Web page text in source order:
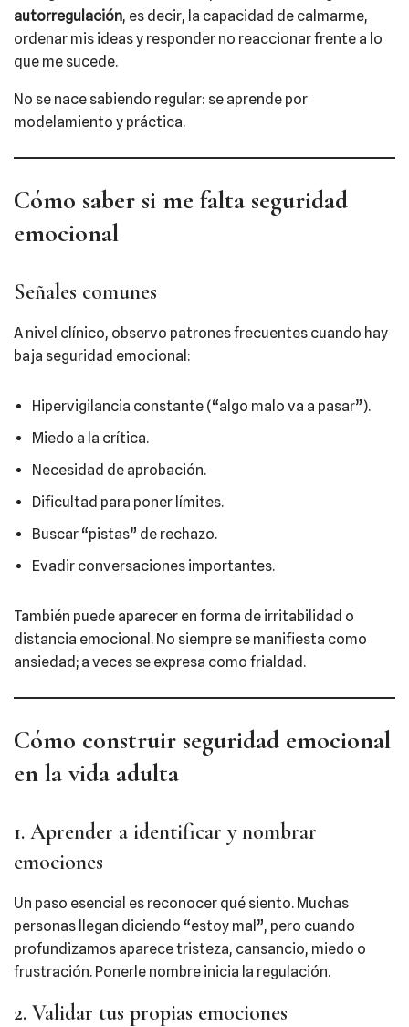
autorregulación, es decir, la capacidad de calmarme,
ordenar mis ideas y responder no reaccionar frente a lo
que me sucede.
No se nace sabiendo regular: se aprende por
modelamiento y práctica.
Cómo saber si me falta seguridad
emocional
Señales comunes
A nivel clínico, observo patrones frecuentes cuando hay
baja seguridad emocional:
Hipervigilancia constante (“algo malo va a pasar”).
Miedo a la crítica.
Necesidad de aprobación.
Dificultad para poner límites.
Buscar “pistas” de rechazo.
Evadir conversaciones importantes.
También puede aparecer en forma de irritabilidad o
distancia emocional. No siempre se manifiesta como
ansiedad; a veces se expresa como frialdad.
Cómo construir seguridad emocional
en la vida adulta
1. Aprender a identificar y nombrar
emociones
Un paso esencial es reconocer qué siento. Muchas
personas llegan diciendo “estoy mal”, pero cuando
profundizamos aparece tristeza, cansancio, miedo o
frustración. Ponerle nombre inicia la regulación.
2. Validar tus propias emociones